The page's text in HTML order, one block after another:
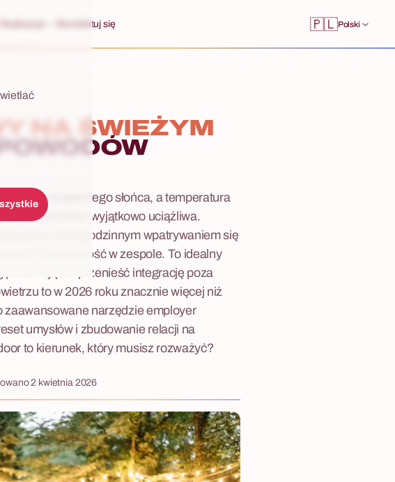
Skontaktuj się 🇵🇱Polski
NA ŚWIEŻYM
wiosennego słońca, a temperatura
pracowników wyjątkowo uciążliwa.
i wielogodzinnym wpatrywaniem się
i kreatywność w zespole. To idealny
i przenieść integrację poza
to w 2026 roku znacznie więcej niż
zaawansowane narzędzie employer
umysłów i zbudowanie relacji na
to kierunek, który musisz rozważyć?
2 kwietnia 2026